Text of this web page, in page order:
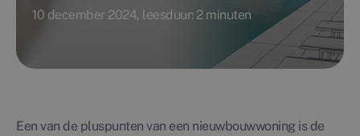
10 december 2024, leesduur: 2 minuten
Een van de pluspunten van een nieuwbouwwoning is de